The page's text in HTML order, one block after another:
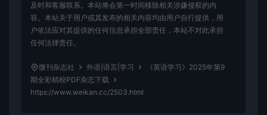
及时和客服联系。本站将会第一时间移除相关涉嫌侵权的内
容。本站关于用户或其发布的相关内容均由用户自行提供，用
户依法应对其提供的任何信息承担全部责任，本站不对此承担
任何法律责任。
微刊杂志社 外语|语言|学习
《英语学习》2025年第9
期全彩精校PDF杂志下载
https://www.weikan.cc/2503.html